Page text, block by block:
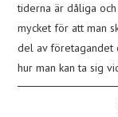
tiderna är dåliga
mycket för att man
del av företagandet
hur man kan ta sig